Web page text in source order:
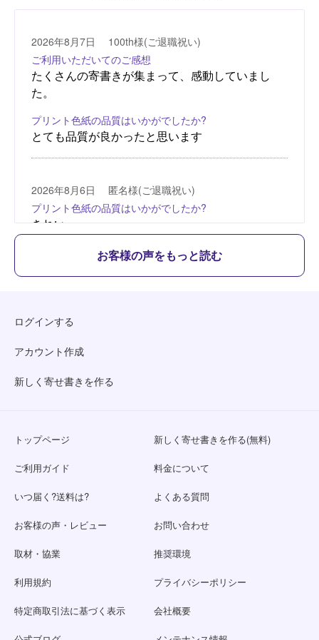
お客様の声をもっと読む
ログインする
アカウント作成
新しく寄せ書きを作る
トップページ 新しく寄せ書きを作る(無料)
ご利用ガイド 料金について
いつ届く?送料は? よくある質問
お客様の声・レビュー お問い合わせ
取材・協業 推奨環境
利用規約 プライバシーポリシー
特定商取引法に基づく表示 会社概要